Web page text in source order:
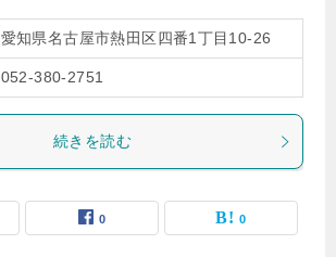
愛知県名古屋市熱田区四番1丁目10-26
052-380-2751
続きを読む
0 0